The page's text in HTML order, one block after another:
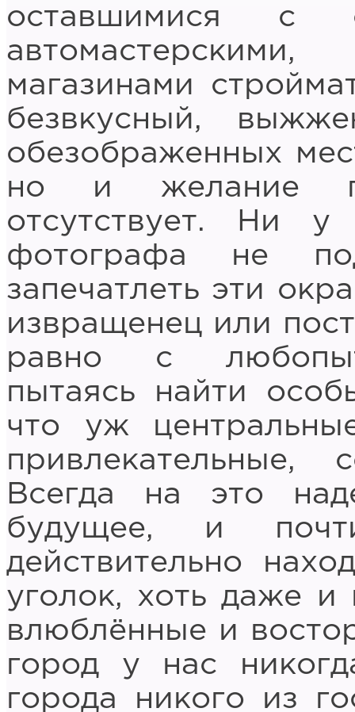
оставшимися с
магазинами
безвкусный,
обезображенных
но и желание
отсутствует. Ни
фотографа не
запечатлеть эти
извращенец или
равно с
пытаясь найти
что уж
привлекательные,
Всегда на это
будущее, и
действительно
уголок, хоть даже
влюблённые и
город у нас
города никого из